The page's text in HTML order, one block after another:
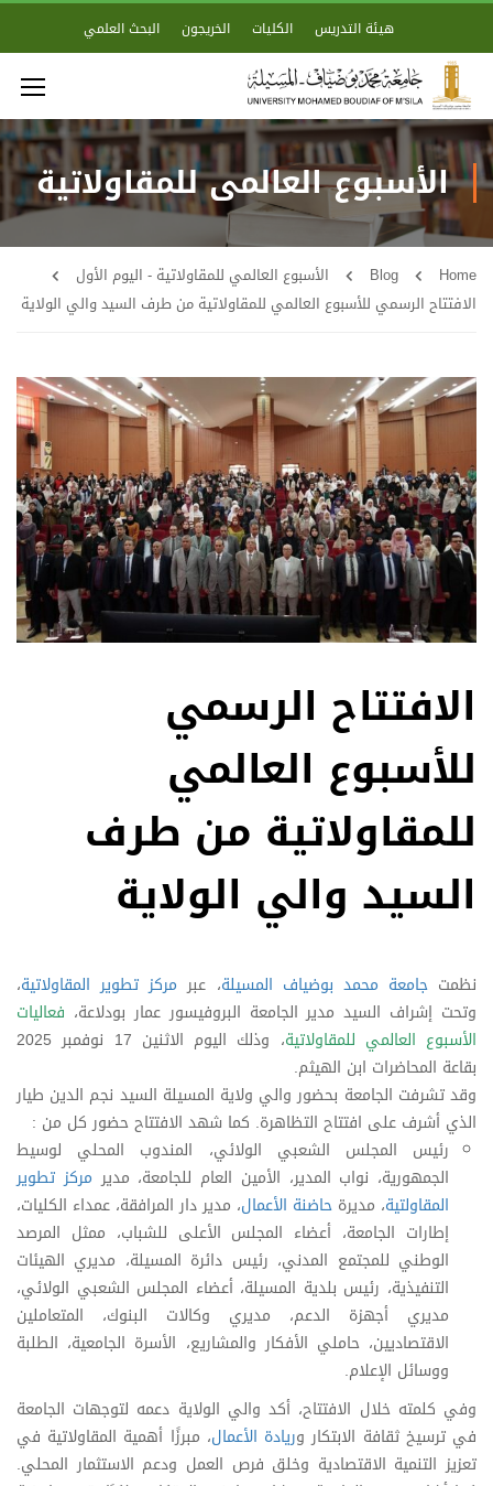
هيئة التدريس الكليات الخريجون البحث العلمي
الأسبوع العالمي للمقاولاتية
Home
Blog
الأسبوع العالمي للمقاولاتية - اليوم الأول
الافتتاح الرسمي للأسبوع العالمي للمقاولاتية من طرف السيد والي الولاية
الافتتاح الرسمي
للأسبوع العالمي
للمقاولاتية من طرف
السيد والي الولاية
نظمتجامعة محمد بوضياف المسيلة، عبر مركز تطوير المقاولاتية،
وتحت إشراف السيد مدير الجامعة البروفيسور عمار بودلاعة، فعاليات
الأسبوع العالمي للمقاولاتية
، وذلك اليوم الاثنين 17 نوفمبر 2025
بقاعة المحاضرات ابن الهيثم.
وقد تشرفت الجامعة بحضور والي ولاية المسيلة السيد نجم الدين طيار
الذي أشرف على افتتاح التظاهرة. كما شهد الافتتاح حضور كل من :
رئيس المجلس الشعبي الولائي، المندوب المحلي لوسيط
الجمهورية، نواب المدير، الأمين العام للجامعة، مدير مركز تطوير
المقاولتية، مديرة حاضنة الأعمال، مدير دار المرافقة، عمداء الكليات،
إطارات الجامعة، أعضاء المجلس الأعلى للشباب، ممثل المرصد
الوطني للمجتمع المدني، رئيس دائرة المسيلة، مديري الهيئات
التنفيذية، رئيس بلدية المسيلة، أعضاء المجلس الشعبي الولائي،
مديري أجهزة الدعم، مديري وكالات البنوك، المتعاملين
الاقتصاديين، حاملي الأفكار والمشاريع، الأسرة الجامعية، الطلبة
ووسائل الإعلام.
وفي كلمته خلال الافتتاح، أكد والي الولاية دعمه لتوجهات الجامعة
في ترسيخ ثقافة الابتكار وريادة الأعمال، مبرزًا أهمية المقاولاتية في
تعزيز التنمية الاقتصادية وخلق فرص العمل ودعم الاستثمار المحلي.